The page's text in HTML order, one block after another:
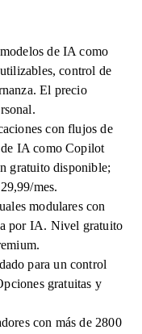
de IA como
control de
El precio
con flujos de
IA como Copilot
gratuito disponible;
mes.
modulares con
por IA. Nivel gratuito
para un control
gratuitas y
con más de 2800